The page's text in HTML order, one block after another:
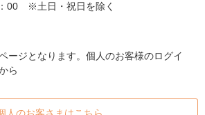
00 ※土日・祝日を除く
ージとなります。個人のお客様のログイ
ら